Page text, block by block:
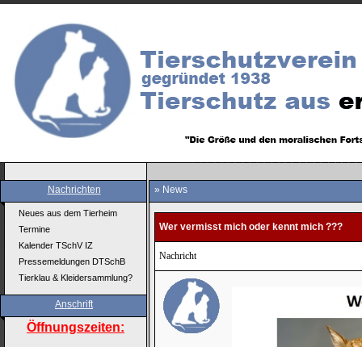
Nachrichten
Neues aus dem Tierheim
Termine
Kalender TSchV IZ
Pressemeldungen DTSchB
Tierklau & Kleidersammlung?
Anschrift
Öffnungszeiten:
» News
Wer vermisst mich oder kennt mich ???
Nachricht